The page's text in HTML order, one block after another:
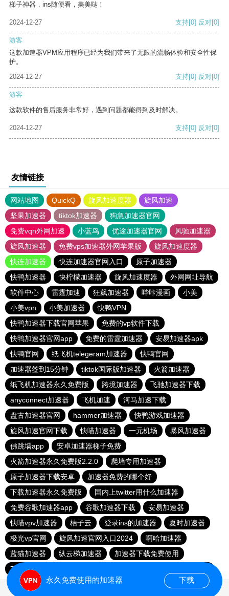
梯子神器，ins随便看，美美哒！
2024-12-27 支持[0] 反对[0]
游客
这款加速器VPM应用程序已经为我们带来了无限的流畅体验和安全性保
护。
2024-12-27
支持[0] 反对[0]
游客
这款软件的售后服务非常好，遇到问题都能得到及时解决。
2024-12-27 支持[0] 反对[0]
友情链接
网站地图 QuickQ 旋风加速度器
旋风加速
坚果加速器
tiktok加速器
狗急加速器官网
免费vqn外网加速
小蓝鸟 优途加速器官网
风驰加速器
旋风加速器
免费vps加速器外网苹果版
旋风加速度器
快连加速器
快连加速器官网入口
原子加速器
快鸭加速器
快柠檬加速器 旋风加速度器
外网网址导航
软件中心
雷霆加速 狂飙加速器 哔咔漫画
小美
小美vpn
小美加速器
快鸭VPN
快鸭加速器下载官网苹果
免费的vp软件下载
快鸭加速器官网app
免费的雷霆加速器
安易加速器apk
快鸭官网
纸飞机telegeram加速器
快鸭官网
加速器签到15分钟
tiktok国际版加速器
火箭加速器
纸飞机加速器永久免费版
跨境加速器
飞驰加速器下载
anyconnect加速器
飞机加速
河马加速下载
盘古加速器官网
hammer加速器
快鸭游戏加速器
旋风加速官网下载
快喵加速器 一元机场
暴风加速器
佛跳墙app
安卓加速器梯子免费
火箭加速器永久免费版2.2.0
爬墙专用加速器
原子加速器下载安卓
加速器免费的哪个好
下载加速器永久免费版
国内上twitter用什么加速器
免费谷歌加速器app
谷歌加速器下载
安易加速器
快喵vpv加速器
桔子云 登录ins的加速器
夏时加速器
极光vp官网
旋风加速官网入口2024
啊哈加速器
蓝猫加速器
纵云梯加速器
加速器下载免费使用
78加速器
永久免费使用的加速器 下载